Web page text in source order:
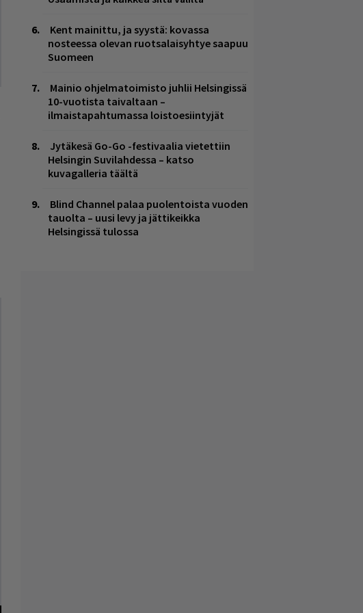
Kent mainittu, ja syystä: kovassa
nosteessa olevan ruotsalaisyhtye saapuu
Suomeen
Mainio ohjelmatoimisto juhlii Helsingissä
10-vuotista taivaltaan –
ilmaistapahtumassa loistoesiintyjät
Jytäkesä Go-Go -festivaalia vietettiin
Helsingin Suvilahdessa – katso
kuvagalleria täältä
Blind Channel palaa puolentoista vuoden
tauolta – uusi levy ja jättikeikka
Helsingissä tulossa